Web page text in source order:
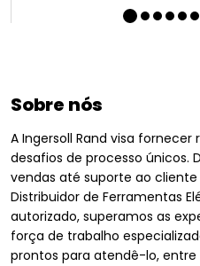
Sobre nós
A Ingersoll Rand visa
desafios de processo únicos.
vendas até suporte ao
Distribuidor de Ferramentas
autorizado, superamos as
força de trabalho
prontos para atendê-lo,